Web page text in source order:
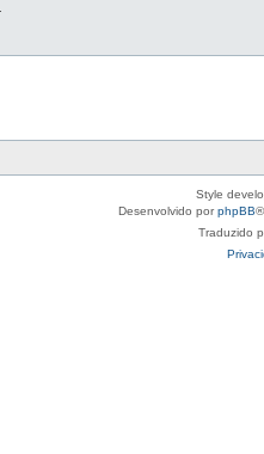
Style
Desenvolvido porphpBB
Traduzido